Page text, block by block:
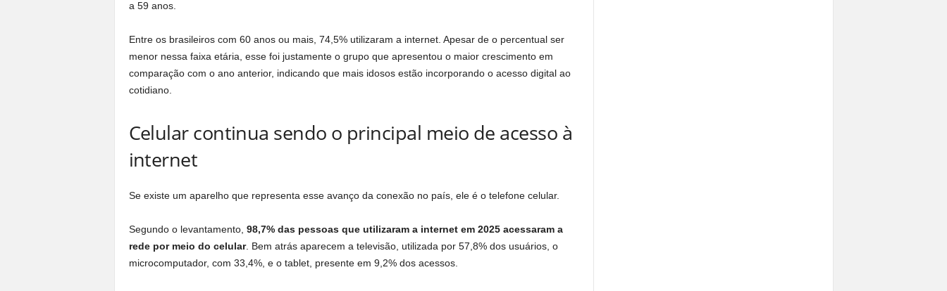
a 59 anos.
Entre os brasileiros com 60 anos ou mais, 74,5% utilizaram a internet. Apesar de o percentual ser
menor nessa faixa etária, esse foi justamente o grupo que apresentou o maior crescimento em
comparação com o ano anterior, indicando que mais idosos estão incorporando o acesso digital ao
cotidiano.
Celular continua sendo o principal meio de acesso à
internet
Se existe um aparelho que representa esse avanço da conexão no país, ele é o telefone celular.
Segundo o levantamento, 98,7% das pessoas que utilizaram a internet em 2025 acessaram a
rede por meio do celular. Bem atrás aparecem a televisão, utilizada por 57,8% dos usuários, o
microcomputador, com 33,4%, e o tablet, presente em 9,2% dos acessos.